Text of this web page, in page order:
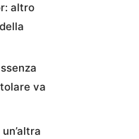
altro
va